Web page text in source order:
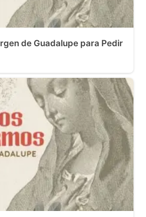
de Guadalupe para Pedir